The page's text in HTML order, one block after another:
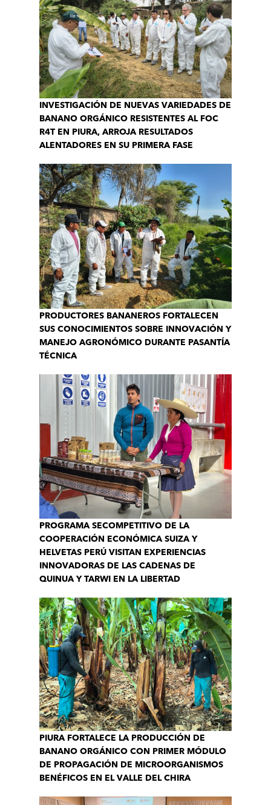
INVESTIGACIÓN DE NUEVAS VARIEDADES DE
BANANO ORGÁNICO RESISTENTES AL FOC
R4T EN PIURA, ARROJA RESULTADOS
ALENTADORES EN SU PRIMERA FASE
PRODUCTORES BANANEROS FORTALECEN
SUS CONOCIMIENTOS SOBRE INNOVACIÓN Y
MANEJO AGRONÓMICO DURANTE PASANTÍA
TÉCNICA
PROGRAMA SECOMPETITIVO DE LA
COOPERACIÓN ECONÓMICA SUIZA Y
HELVETAS PERÚ VISITAN EXPERIENCIAS
INNOVADORAS DE LAS CADENAS DE
QUINUA Y TARWI EN LA LIBERTAD
PIURA FORTALECE LA PRODUCCIÓN DE
BANANO ORGÁNICO CON PRIMER MÓDULO
DE PROPAGACIÓN DE MICROORGANISMOS
BENÉFICOS EN EL VALLE DEL CHIRA